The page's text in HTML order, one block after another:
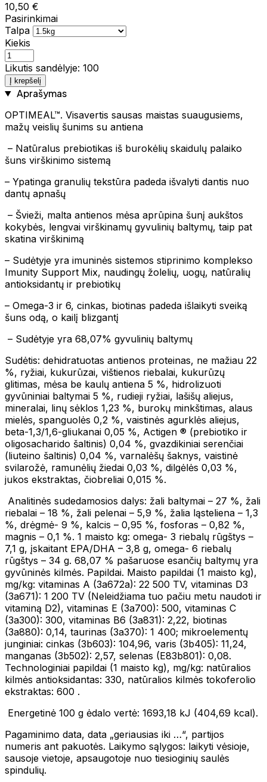
10,50 €
Pasirinkimai
Talpa
Kiekis
Likutis sandėlyje: 100
Į krepšelį
Aprašymas
OPTIMEAL™. Visavertis sausas maistas suaugusiems,
mažų veislių šunims su antiena
– Natūralus prebiotikas iš burokėlių skaidulų palaiko
šuns virškinimo sistemą
– Ypatinga granulių tekstūra padeda išvalyti dantis nuo
dantų apnašų
– Švieži, malta antienos mėsa aprūpina šunį aukštos
kokybės, lengvai virškinamų gyvulinių baltymų, taip pat
skatina virškinimą
– Sudėtyje yra imuninės sistemos stiprinimo komplekso
Imunity Support Mix, naudingų žolelių, uogų, natūralių
antioksidantų ir prebiotikų
– Omega-3 ir 6, cinkas, biotinas padeda išlaikyti sveiką
šuns odą, o kailį blizgantį
– Sudėtyje yra 68,07% gyvulinių baltymų
Sudėtis: dehidratuotas antienos proteinas, ne mažiau 22
%, ryžiai, kukurūzai, vištienos riebalai, kukurūzų
glitimas, mėsa be kaulų antiena 5 %, hidrolizuoti
gyvūniniai baltymai 5 %, rudieji ryžiai, lašišų aliejus,
mineralai, linų sėklos 1,23 %, burokų minkštimas, alaus
mielės, spanguolės 0,2 %, vaistinės agurklės aliejus,
beta-1,3/1,6-gliukanai 0,05 %, Actigen ® (prebiotiko ir
oligosacharido šaltinis) 0,04 %, gvazdikiniai serenčiai
(liuteino šaltinis) 0,04 %, varnalėšų šaknys, vaistinė
svilarožė, ramunėlių žiedai 0,03 %, dilgėlės 0,03 %,
jukos ekstraktas, čiobreliai 0,015 %.
Analitinės sudedamosios dalys: žali baltymai – 27 %, žali
riebalai – 18 %, žali pelenai – 5,9 %, žalia ląsteliena – 1,3
%, drėgmė- 9 %, kalcis – 0,95 %, fosforas – 0,82 %,
magnis – 0,1 %. 1 maisto kg: omega- 3 riebalų rūgštys –
7,1 g, įskaitant EPA/DHA – 3,8 g, omega- 6 riebalų
rūgštys – 34 g. 68,07 % pašaruose esančių baltymų yra
gyvūninės kilmės. Papildai. Maisto papildai (1 maisto kg),
mg/kg: vitaminas A (3a672a): 22 500 TV, vitaminas D3
(3a671): 1 200 TV (Neleidžiama tuo pačiu metu naudoti ir
vitaminą D2), vitaminas E (3a700): 500, vitaminas C
(3a300): 300, vitaminas B6 (3a831): 2,22, biotinas
(3a880): 0,14, taurinas (3a370): 1 400; mikroelementų
junginiai: cinkas (3b603): 104,96, varis (3b405): 11,24,
manganas (3b502): 2,57, selenas (E83b801): 0,08.
Technologiniai papildai (1 maisto kg), mg/kg: natūralios
kilmės antioksidantas: 330, natūralios kilmės tokoferolio
ekstraktas: 600 .
Energetinė 100 g ėdalo vertė: 1693,18 kJ (404,69 kcal).
Pagaminimo data, data „geriausias iki …“, partijos
numeris ant pakuotės. Laikymo sąlygos: laikyti vėsioje,
sausoje vietoje, apsaugotoje nuo tiesioginių saulės
spindulių.